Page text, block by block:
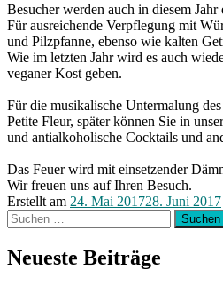
Besucher werden auch in diesem
Für ausreichende Verpflegung mit
und Pilzpfanne, ebenso wie kalten
Wie im letzten Jahr wird es auch
veganer Kost geben.
Für die musikalische Untermalung
Petite Fleur, später können Sie in
und antialkoholische Cocktails und
Das Feuer wird mit einsetzender
Wir freuen uns auf Ihren Besuch.
Erstellt am 24. Mai 201728. Juni 2017
Suchen
nach:
Neueste Beiträge